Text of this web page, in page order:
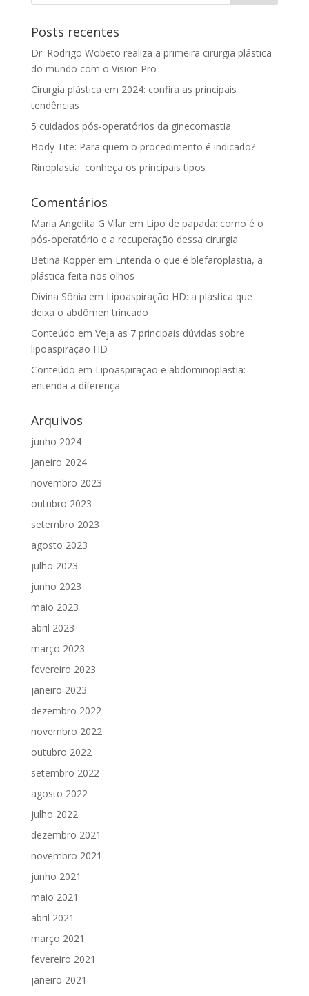
Posts recentes
Dr. Rodrigo Wobeto realiza a primeira cirurgia plástica
do mundo com o Vision Pro
Cirurgia plástica em 2024: confira as principais
tendências
5 cuidados pós-operatórios da ginecomastia
Body Tite: Para quem o procedimento é indicado?
Rinoplastia: conheça os principais tipos
Comentários
Maria Angelita G Vilarem Lipo de papada: como é o
pós-operatório e a recuperação dessa cirurgia
Betina Kopperem Entenda o que é blefaroplastia, a
plástica feita nos olhos
Divina Sônia em Lipoaspiração HD: a plástica que
deixa o abdômen trincado
Conteúdo em Veja as 7 principais dúvidas sobre
lipoaspiração HD
Conteúdo em Lipoaspiração e abdominoplastia:
entenda a diferença
Arquivos
junho 2024
janeiro 2024
novembro 2023
outubro 2023
setembro 2023
agosto 2023
julho 2023
junho 2023
maio 2023
abril 2023
março 2023
fevereiro 2023
janeiro 2023
dezembro 2022
novembro 2022
outubro 2022
setembro 2022
agosto 2022
julho 2022
dezembro 2021
novembro 2021
junho 2021
maio 2021
abril 2021
março 2021
fevereiro 2021
janeiro 2021